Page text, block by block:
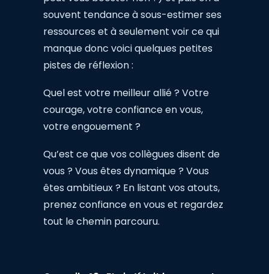
souvent tendance à sous-estimer ses
ressources et à seulement voir ce qui
manque donc voici quelques petites
pistes de réflexion :
Quel est votre meilleur allié ? Votre
courage, votre confiance en vous,
votre engouement ?
Qu’est ce que vos collègues disent de
vous ? Vous êtes dynamique ? Vous
êtes ambitieux ? En listant vos atouts,
prenez confiance en vous et regardez
tout le chemin parcouru.